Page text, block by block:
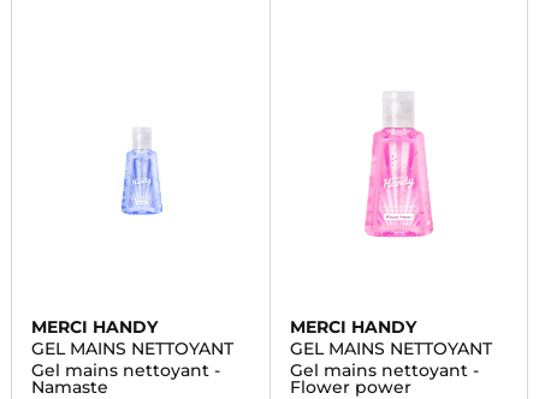
MERCI HANDY
GEL MAINS NETTOYANT
Gel mains nettoyant -
Namaste
MERCI HANDY
GEL MAINS NETTOYANT
Gel mains nettoyant -
Flower power